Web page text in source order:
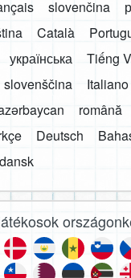
slovenčina
Català
українська Tiếng
slovenščina Italiano
română
Deutsch
dansk